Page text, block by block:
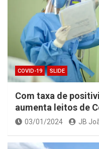
COVID-19 SLIDE
Com taxa de
aumenta leitos de
03/01/2024 JB